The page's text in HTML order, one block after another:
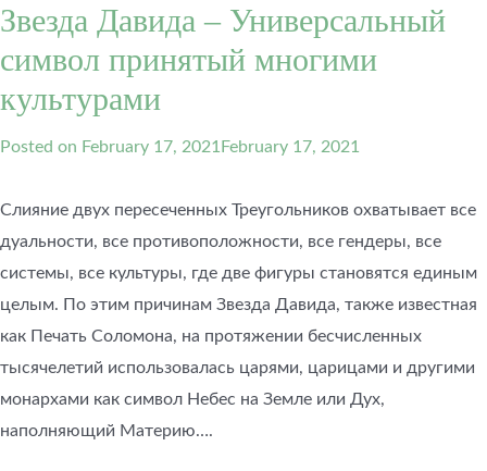
Звезда Давида – Универсальный
символ принятый многими
культурами
Posted on February 17, 2021 February 17, 2021
Слияние двух пересеченных Треугольников охватывает все
дуальности, все противоположности, все гендеры, все
системы, все культуры, где две фигуры становятся единым
целым. По этим причинам Звезда Давида, также известная
как Печать Соломона, на протяжении бесчисленных
тысячелетий использовалась царями, царицами и другими
монархами как символ Небес на Земле или Дух,
наполняющий Материю….